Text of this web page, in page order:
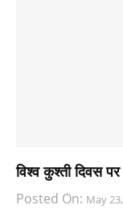
विश्व कुश्ती दिवस
Posted On: May